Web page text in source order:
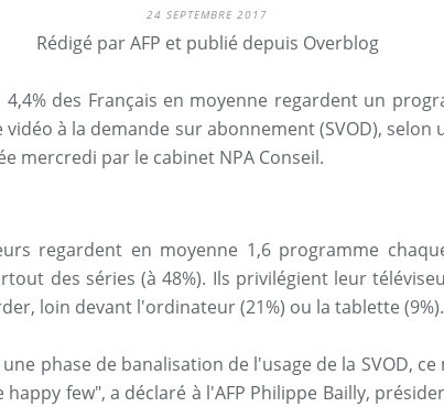
24 SEPTEMBRE 2017
Rédigé par AFP et publié depuis Overblog
4,4% des Français en moyenne regardent un
vidéo à la demande sur abonnement (SVOD), selon
mercredi par le cabinet NPA Conseil.
regardent en moyenne 1,6 programme
des séries (à 48%). Ils privilégient leur
loin devant l'ordinateur (21%) ou la tablette (9%).
phase de banalisation de l'usage de la SVOD, ce
happy few", a déclaré à l'AFP Philippe Bailly,